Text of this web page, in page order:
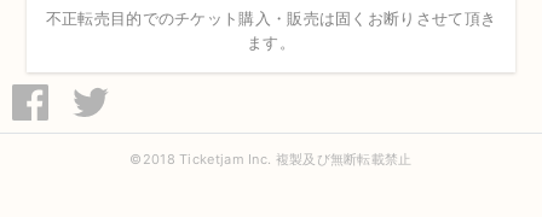
不正転売目的でのチケット購入・販売は固くお断りさせて頂き
ます。
©2018 Ticketjam Inc. 複製及び無断転載禁止